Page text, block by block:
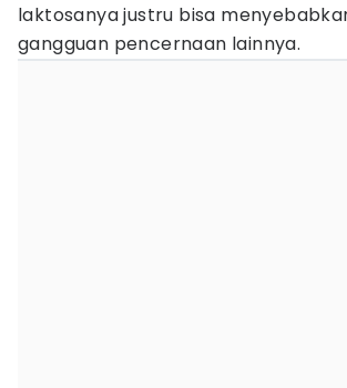
laktosanya justru bisa
gangguan pencernaan lainnya.